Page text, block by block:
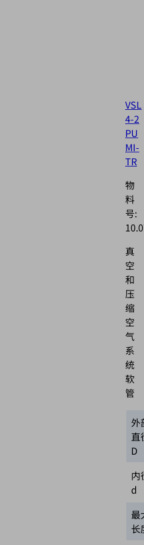
VSL
4-2
PU
MI-
TR
物
料
号:
真
空
和
压
缩
空
气
系
统
软
管
外
直
D
内
d
最
长